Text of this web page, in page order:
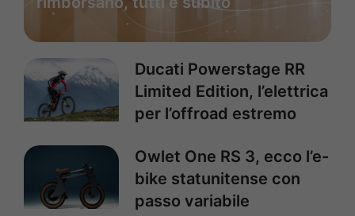
Ducati Powerstage RR
Limited Edition, l’elettrica
per l’offroad estremo
Owlet One RS 3, ecco l’e-
bike statunitense con
passo variabile